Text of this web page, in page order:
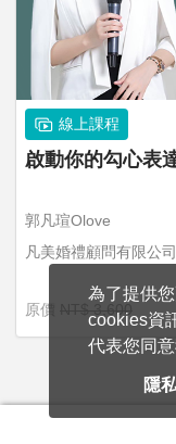
為了提供
cookies資
代表您同
隱
線上課程
啟動你的勾心表
郭凡瑄Olove
凡美婚禮顧問有限公
原價 NT$ 3,600